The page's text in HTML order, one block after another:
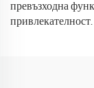
превъзходна
привлекателност.